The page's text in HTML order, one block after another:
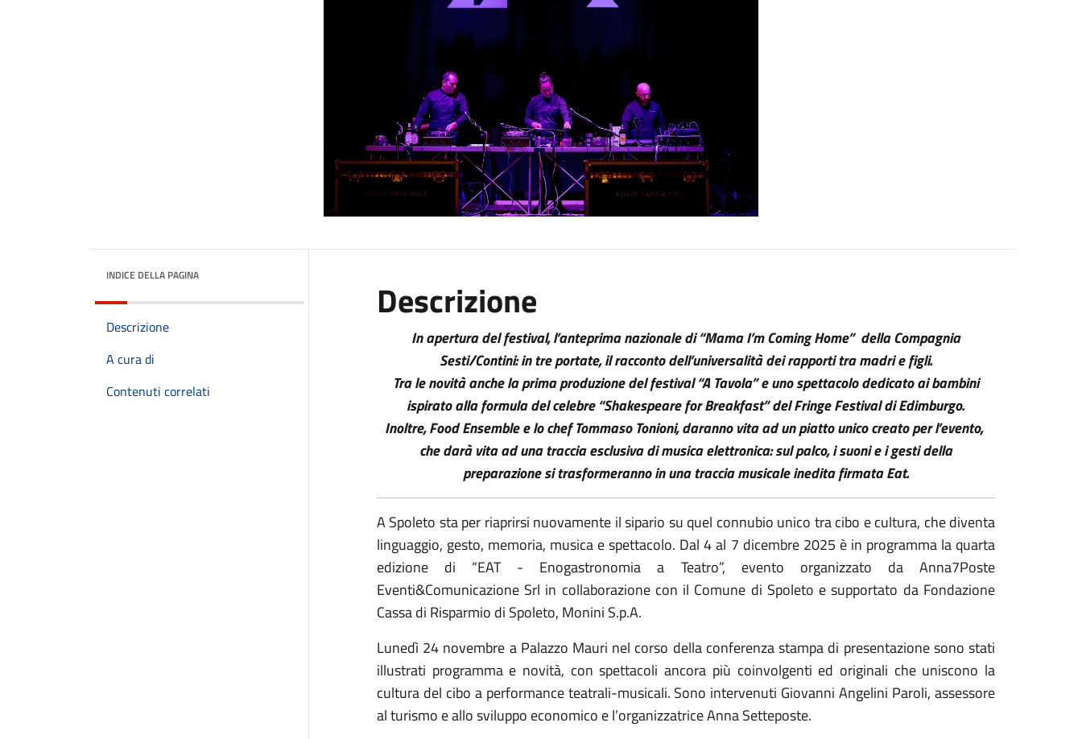
INDICE DELLA PAGINA
Descrizione
A cura di
Contenuti correlati
Descrizione
In apertura del festival, l’anteprima nazionale di “Mama I’m Coming Home” della Compagnia
Sesti/Contini: in tre portate, il racconto dell’universalità dei rapporti tra madri e figli.
Tra le novità anche la prima produzione del festival “A Tavola” e uno spettacolo dedicato ai bambini
ispirato alla formula del celebre “Shakespeare for Breakfast” del Fringe Festival di Edimburgo.
Inoltre, Food Ensemble e lo chef Tommaso Tonioni, daranno vita ad un piatto unico creato per l’evento,
che darà vita ad una traccia esclusiva di musica elettronica: sul palco, i suoni e i gesti della
preparazione si trasformeranno in una traccia musicale inedita firmata Eat.
A Spoleto sta per riaprirsi nuovamente il sipario su quel connubio unico tra cibo e cultura, che diventa
linguaggio, gesto, memoria, musica e spettacolo. Dal 4 al 7 dicembre 2025 è in programma la quarta
edizione di “EAT - Enogastronomia a Teatro”, evento organizzato da Anna7Poste
Eventi&Comunicazione Srl in collaborazione con il Comune di Spoleto e supportato da Fondazione
Cassa di Risparmio di Spoleto, Monini S.p.A.
Lunedì 24 novembre a Palazzo Mauri nel corso della conferenza stampa di presentazione sono stati
illustrati programma e novità, con spettacoli ancora più coinvolgenti ed originali che uniscono la
cultura del cibo a performance teatrali-musicali. Sono intervenuti Giovanni Angelini Paroli, assessore
al turismo e allo sviluppo economico e l’organizzatrice Anna Setteposte.